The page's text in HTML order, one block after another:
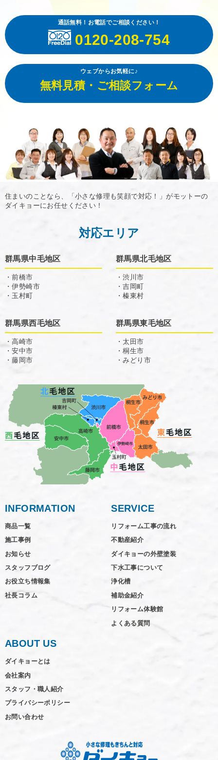
通話無料！お電話でご相談ください！
0120-208-754
ウェブからお気軽に♪
無料見積・ご相談フォーム
住まいのことなら、「小さな修理も笑顔で対応！」がモットーの
ダイキョーにお任せください！
対応エリア
群馬県中毛地区
・前橋市
・伊勢崎市
・玉村町
群馬県北毛地区
・渋川市
・吉岡町
・榛東村
群馬県西毛地区
・高崎市
・安中市
・藤岡市
群馬県東毛地区
・太田市
・桐生市
・みどり市
INFORMATION
商品一覧
施工事例
お知らせ
スタッフブログ
お役立ち情報集
社長コラム
SERVICE
リフォーム工事の流れ
不動産紹介
ダイキョーの外壁塗装
下水工事について
浄化槽
補助金紹介
リフォーム体験館
よくある質問
ABOUT US
ダイキョーとは
会社案内
スタッフ・職人紹介
プライバシーポリシー
お問い合わせ